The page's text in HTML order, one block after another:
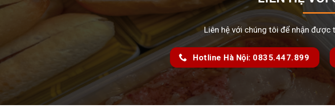
Liên hệ với chúng tôi để nhận
Hotline Hà Nội: 0835.447.899